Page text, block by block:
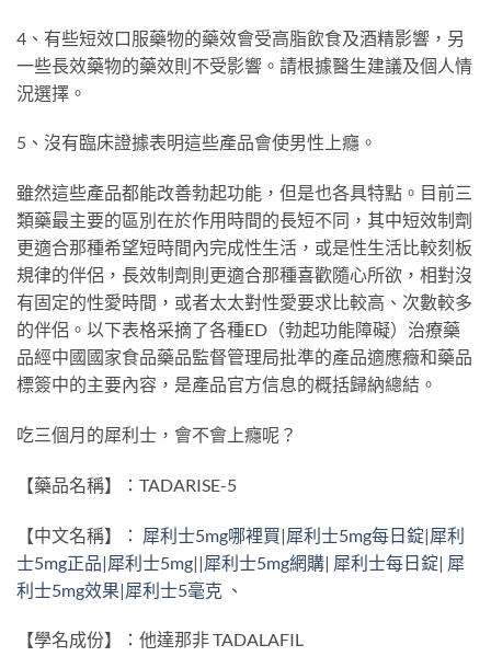
4、有些短效口服藥物的藥效會受高脂飲食及酒精影響，另
一些長效藥物的藥效則不受影響。請根據醫生建議及個人情
況選擇。
5、沒有臨床證據表明這些產品會使男性上癮。
雖然這些產品都能改善勃起功能，但是也各具特點。目前三
類藥最主要的區別在於作用時間的長短不同，其中短效制劑
更適合那種希望短時間內完成性生活，或是性生活比較刻板
規律的伴侶，長效制劑則更適合那種喜歡隨心所欲，相對沒
有固定的性愛時間，或者太太對性愛要求比較高、次數較多
的伴侶。以下表格采摘了各種ED（勃起功能障礙）治療藥
品經中國國家食品藥品監督管理局批準的產品適應癥和藥品
標簽中的主要內容，是產品官方信息的概括歸納總結。
吃三個月的犀利士，會不會上癮呢？
【藥品名稱】：TADARISE-5
【中文名稱】： 犀利士5mg哪裡買|犀利士5mg每日錠|犀利
士5mg正品|犀利士5mg||犀利士5mg網購| 犀利士每日錠| 犀
利士5mg效果|犀利士5毫克 、
【學名成份】：他達那非 TADALAFIL